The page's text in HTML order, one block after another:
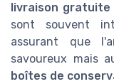
livraison gratuite
sont souvent
assurant que
savoureux mais
boîtes de